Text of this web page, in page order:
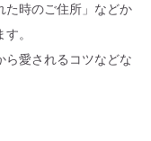
た時のご住所」などか
。
ら愛されるコツなどな